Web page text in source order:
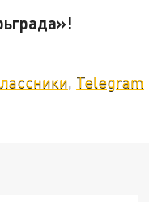
Telegram